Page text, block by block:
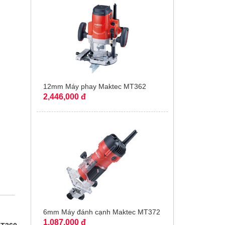
12mm Máy phay Maktec MT362
2,446,000 đ
6mm Máy đánh cạnh Maktec MT372
1,087,000 đ